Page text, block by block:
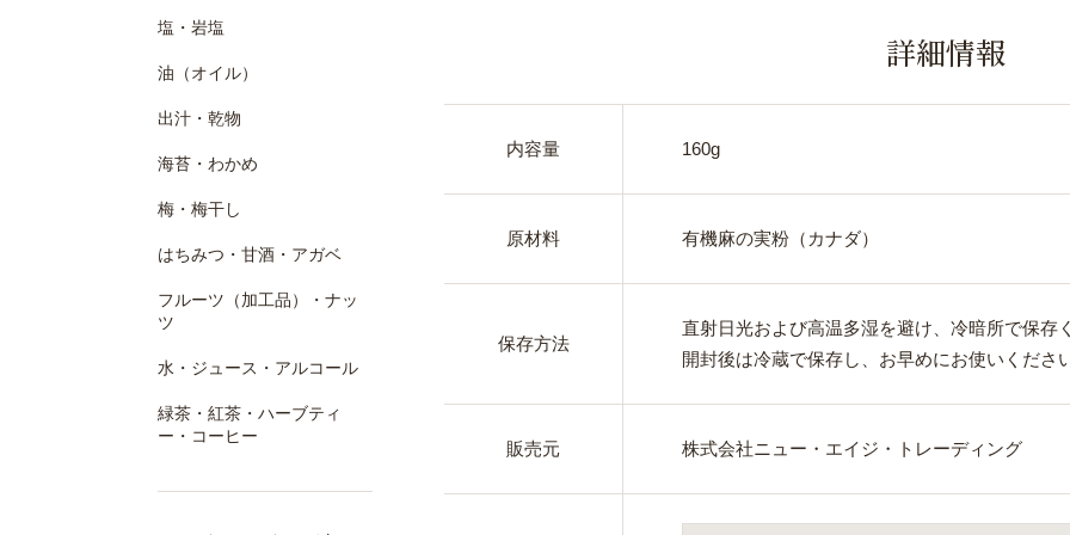
塩・岩塩
油（オイル）
出汁・乾物
海苔・わかめ
梅・梅干し
はちみつ・甘酒・アガベ
フルーツ（加工品）・ナッ
ツ
水・ジュース・アルコール
緑茶・紅茶・ハーブティ
ー・コーヒー
詳細情報
内容量 160g
原材料 有機麻の実粉（カナダ）
保存方法
直射日光および高温多湿を避け、冷暗所で保存
開封後は冷蔵で保存し、お早めにお使いください
販売元 株式会社ニュー・エイジ・トレーディング